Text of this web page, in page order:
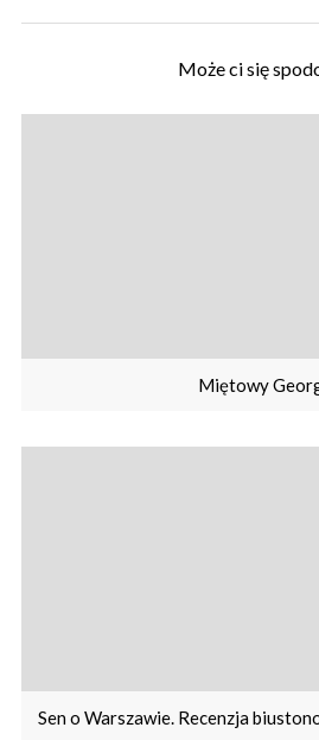
Może ci się
Miętowy
Sen o Warszawie. Recenzja